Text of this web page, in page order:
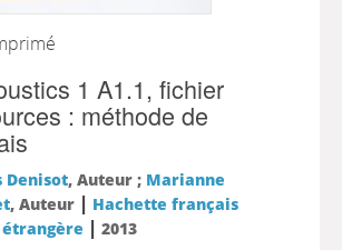
1 A1.1, fichier
: méthode de
Denisot, Auteur ; Marianne
, Auteur | Hachette français
| 2013